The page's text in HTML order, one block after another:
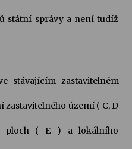
státní správy a není tudíž
stávajícím zastavitelném
území ( C, D
ploch ( E ) a lokálního